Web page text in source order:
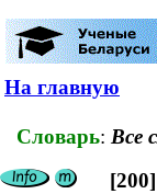
На главную
Словарь: Все
[200]